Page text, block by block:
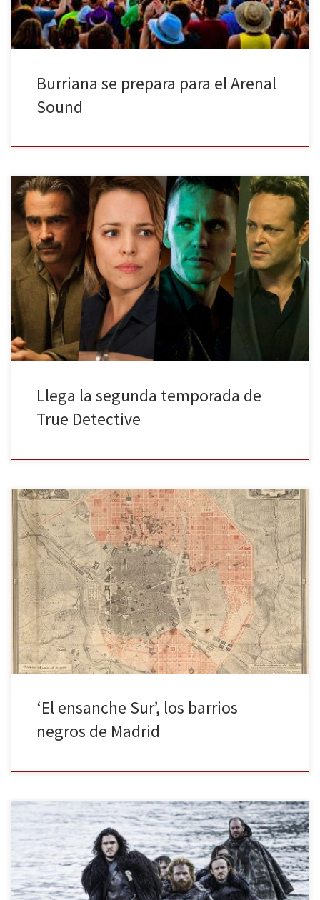
Burriana se prepara para el Arenal
Sound
Tras una larguísima espera, la segunda temporada de True
Detective por fin se ha estrenado en las televisiones
estadounidenses. A pesar del listón tan alto que dejó su anterior
temporada, esta nueva historia ha comenzado con muy buen pie.
La gran espera por fin finalizó. Han sido muchísimos los rumores
[…]
Llega la segunda temporada de
True Detective
El Ensanche Sur. Arganzuela 1860-1931, el libro de Fernando
Vicente (Libros de la Catarata), analiza con minuciosidad los años
transcurridos entre 1860 y 1931, con la llegada de la II República
Española, y se centra en el Ensanche Sur (el casco antiguo
desarrolló tres ensanches a su alrededor: norte, este […]
‘El ensanche Sur’, los barrios
negros de Madrid
La quinta temporada de Juego de Tronos ha llegado a su fin y son
muchas y muy variadas las críticas en torno a ella. Los hay que les
ha encantado de principio a fin; otros les ha parecido bastante